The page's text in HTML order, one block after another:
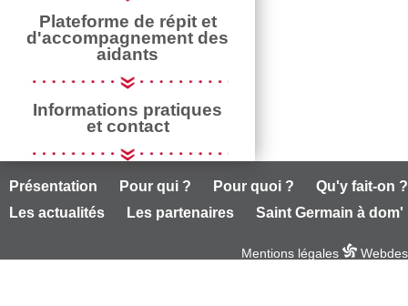
Plateforme de répit et
d'accompagnement des
aidants
Informations pratiques
et contact
Présentation Pour qui ? Pour quoi ?
Qu'y fait-on ?
Les actualités
Les partenaires Saint Germain à dom'
Mentions légales